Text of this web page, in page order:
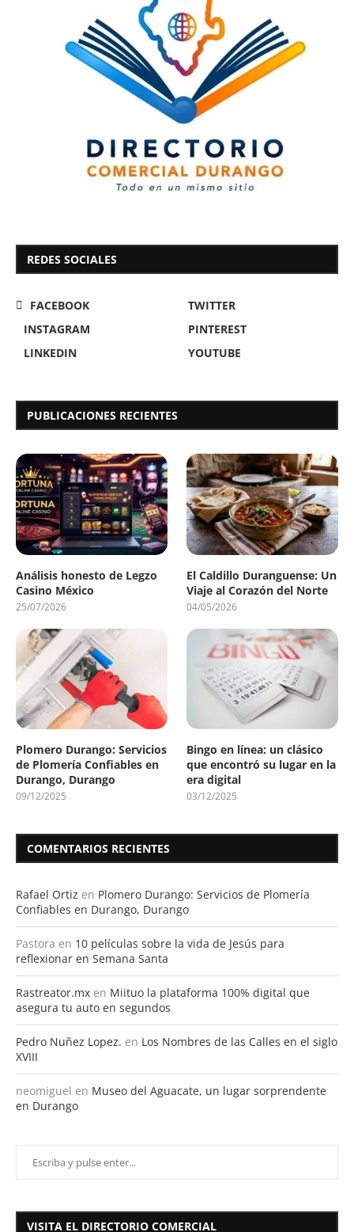
REDES SOCIALES
FACEBOOK
TWITTER
INSTAGRAM
PINTEREST
LINKEDIN
YOUTUBE
PUBLICACIONES RECIENTES
Análisis honesto de Legzo
Casino México
25/07/2026
El Caldillo Duranguense: Un
Viaje al Corazón del Norte
04/05/2026
Plomero Durango: Servicios
de Plomería Confiables en
Durango, Durango
09/12/2025
Bingo en línea: un clásico
que encontró su lugar en la
era digital
03/12/2025
COMENTARIOS RECIENTES
Rafael Ortiz en Plomero Durango: Servicios de Plomería
Confiables en Durango, Durango
Pastora en 10 películas sobre la vida de Jesús para
reflexionar en Semana Santa
Rastreator.mx en Miituo la plataforma 100% digital que
asegura tu auto en segundos
Pedro Nuñez Lopez. en Los Nombres de las Calles en el siglo
XVIII
neomiguel en Museo del Aguacate, un lugar sorprendente
en Durango
VISITA EL DIRECTORIO COMERCIAL